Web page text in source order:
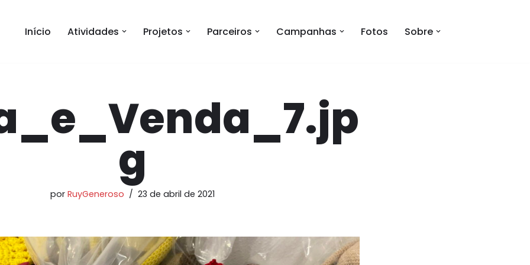
Início Atividades Projetos Parceiros Campanhas Fotos Sobre
g
por RuyGeneroso 23 de abril de 2021